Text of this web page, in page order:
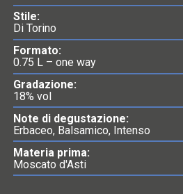
Stile:
Di Torino
Formato:
0.75 L – one way
Gradazione:
18% vol
Note di degustazione:
Erbaceo, Balsamico, Intenso
Materia prima:
Moscato d'Asti